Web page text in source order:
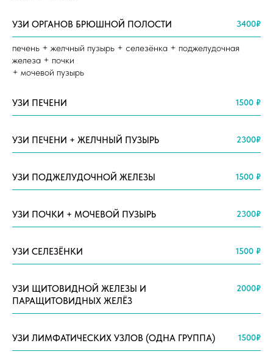
УЗИ ОРГАНОВ БРЮШНОЙ ПОЛОСТИ 3400₽
печень + желчный пузырь + селезёнка + поджелудочная
железа + почки
+ мочевой пузырь
УЗИ ПЕЧЕНИ 1500 ₽
УЗИ ПЕЧЕНИ + ЖЕЛЧНЫЙ ПУЗЫРЬ 2300₽
УЗИ ПОДЖЕЛУДОЧНОЙ ЖЕЛЕЗЫ 1500 ₽
УЗИ ПОЧКИ + МОЧЕВОЙ ПУЗЫРЬ 2300₽
УЗИ СЕЛЕЗЁНКИ 1500 ₽
УЗИ ЩИТОВИДНОЙ ЖЕЛЕЗЫ И
ПАРАЩИТОВИДНЫХ ЖЕЛЁЗ
2000₽
УЗИ ЛИМФАТИЧЕСКИХ УЗЛОВ (ОДНА ГРУППА) 1500₽